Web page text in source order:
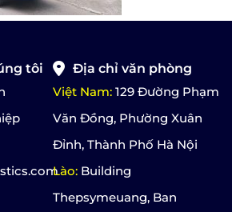
tôi
Địa chỉ văn phòng
Việt Nam: 129 Đường Phạm
Văn Đồng, Phường Xuân
Đỉnh, Thành Phố Hà Nội
Lào: Building
Thepsymeuang, Ban